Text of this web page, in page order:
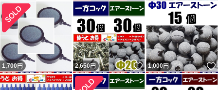
要無いので不当評価です。 不足という事で悪いの件は不
足なく発送したのを明確に覚えています。記載内容無視で
即評価で終了の者。普通の人は問題あれば即取引完了しな
いので嫌がらせと判断するのが普通。今までにない手を使
ってきたが今までの連中と同じ。 他のも記載内容無視の
異常者達。
1,700円 2,650円 いいね！
1,000円